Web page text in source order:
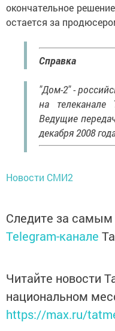
окончательное
остается за
Справка
"Дом-2" -
на
Ведущие
декабря 2008
Новости СМИ2
Следите за
Telegram-канале
Читайте новости
национальном
https://max.ru/